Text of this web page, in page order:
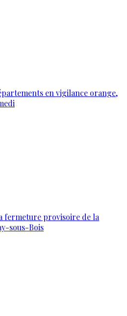
en vigilance orange,
fermeture provisoire de la
sous-Bois